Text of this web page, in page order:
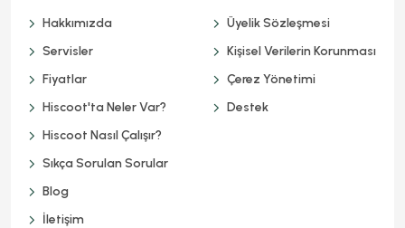
Hakkımızda
Servisler
Fiyatlar
Hiscoot'ta Neler Var?
Hiscoot Nasıl Çalışır?
Sıkça Sorulan Sorular
Blog
İletişim
Üyelik Sözleşmesi
Kişisel Verilerin Korunması
Çerez Yönetimi
Destek